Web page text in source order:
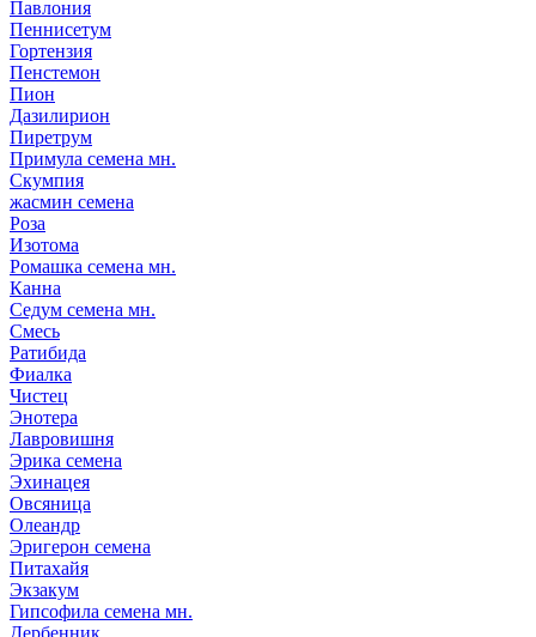
Павлония
Пеннисетум
Гортензия
Пенстемон
Пион
Дазилирион
Пиретрум
Примула семена мн.
Скумпия
жасмин семена
Роза
Изотома
Ромашка семена мн.
Канна
Седум семена мн.
Смесь
Ратибида
Фиалка
Чистец
Энотера
Лавровишня
Эрика семена
Эхинацея
Овсяница
Олеандр
Эригерон семена
Питахайя
Экзакум
Гипсофила семена мн.
Дербенник